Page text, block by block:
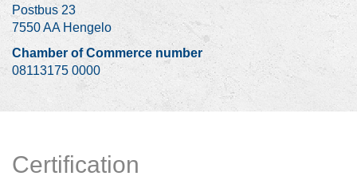
Postbus 23
7550 AA Hengelo
Chamber of Commerce number
08113175 0000
Certification